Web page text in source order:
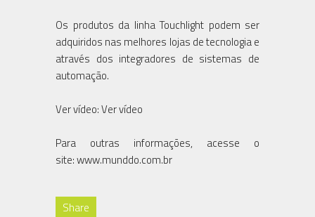
Os produtos da linha Touchlight podem ser
adquiridos nas melhores lojas de tecnologia e
através dos integradores de sistemas de
automação.
Ver vídeo: Ver vídeo
Para outras informações, acesse o
site: www.munddo.com.br
Share